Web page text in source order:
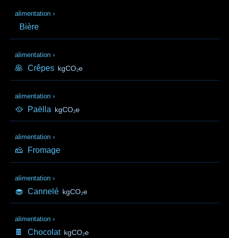
alimentation ›
Bière
alimentation ›
🥞 Crêpes kgCO₂e
alimentation ›
🥘 Paëlla kgCO₂e
alimentation ›
🧀 Fromage
alimentation ›
🧁 Cannelé kgCO₂e
alimentation ›
🍫 Chocolat kgCO₂e